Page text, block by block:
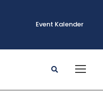
Event Kalender